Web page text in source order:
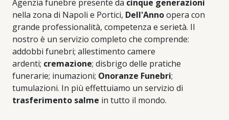
Agenzia funebre presente da cinque generazioni
nella zona di Napoli e Portici, Dell'Annoopera con
grande professionalità, competenza e serietà. Il
nostro è un servizio completo che comprende:
addobbi funebri; allestimento camere
ardenti; cremazione; disbrigo delle pratiche
funerarie; inumazioni; Onoranze Funebri;
tumulazioni. In più effettuiamo un servizio di
trasferimento salme in tutto il mondo.